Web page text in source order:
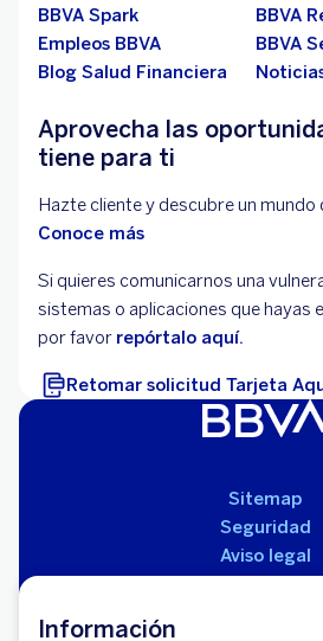
Información
BBVA Spark
BBVA
Empleos BBVA
BBVA
Blog Salud Financiera
Aprovecha las
tiene para ti
Hazte cliente y descubre un mundo
Conoce más
Si quieres comunicarnos una
sistemas o aplicaciones que hayas
por favor repórtalo aquí.
Retomar solicitud Tarjeta
Sitemap
Seguridad
Aviso legal